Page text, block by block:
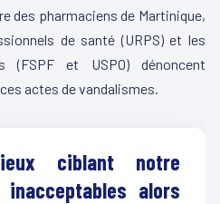
des pharmaciens de Martinique,
de santé (URPS) et les
(FSPF et USPO) dénoncent
actes de vandalismes.
ciblant notre
alors